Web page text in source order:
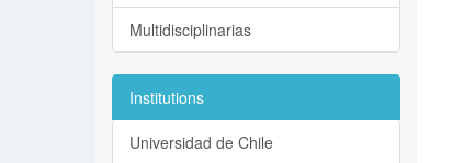
Multidisciplinarias
Institutions
Universidad de Chile